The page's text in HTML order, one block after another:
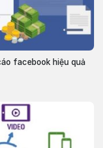
facebook hiệu quả